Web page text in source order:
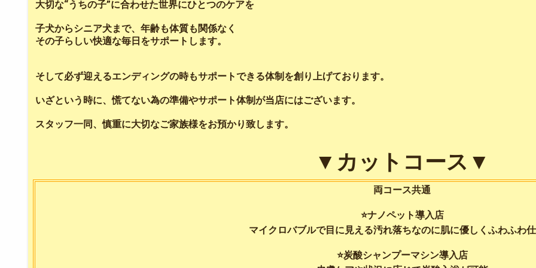
大切な“うちの子”に合わせた世界にひとつのケアを
子犬からシニア犬まで、年齢も体質も関係なく
その子らしい快適な毎日をサポートします。
そして必ず迎えるエンディングの時もサポートできる体制を創り上げております。
いざという時に、慌てない為の準備やサポート体制が当店にはございます。
スタッフ一同、慎重に大切なご家族様をお預かり致します。
▼カットコース▼
両コース共通
⭐️ナノペット導入店
マイクロバブルで目に見える汚れ落ちなのに肌に優しくふわふわ
⭐️炭酸シャンプーマシン導入店